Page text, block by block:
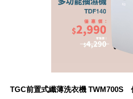
TGC前置式纖薄洗衣機 TWM700S